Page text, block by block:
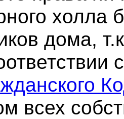
холла
дома,
всех